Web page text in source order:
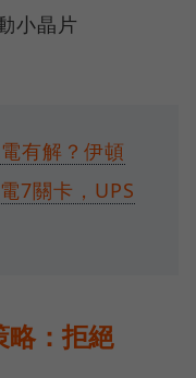
小晶片
有解？伊頓
7關卡，UPS
：拒絕